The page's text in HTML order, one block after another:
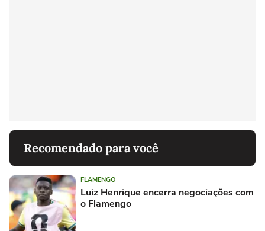
Recomendado para você
FLAMENGO
Luiz Henrique encerra negociações com
o Flamengo